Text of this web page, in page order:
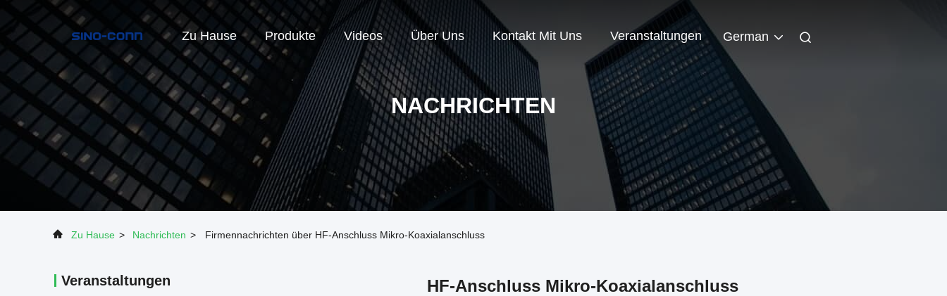
Zu Hause Produkte Videos Über Uns Kontakt Mit Uns Veranstaltungen German
NACHRICHTEN
Zu Hause > Nachrichten > Firmennachrichten über HF-Anschluss Mikro-Koaxialanschluss
Veranstaltungen HF-Anschluss Mikro-Koaxialanschluss